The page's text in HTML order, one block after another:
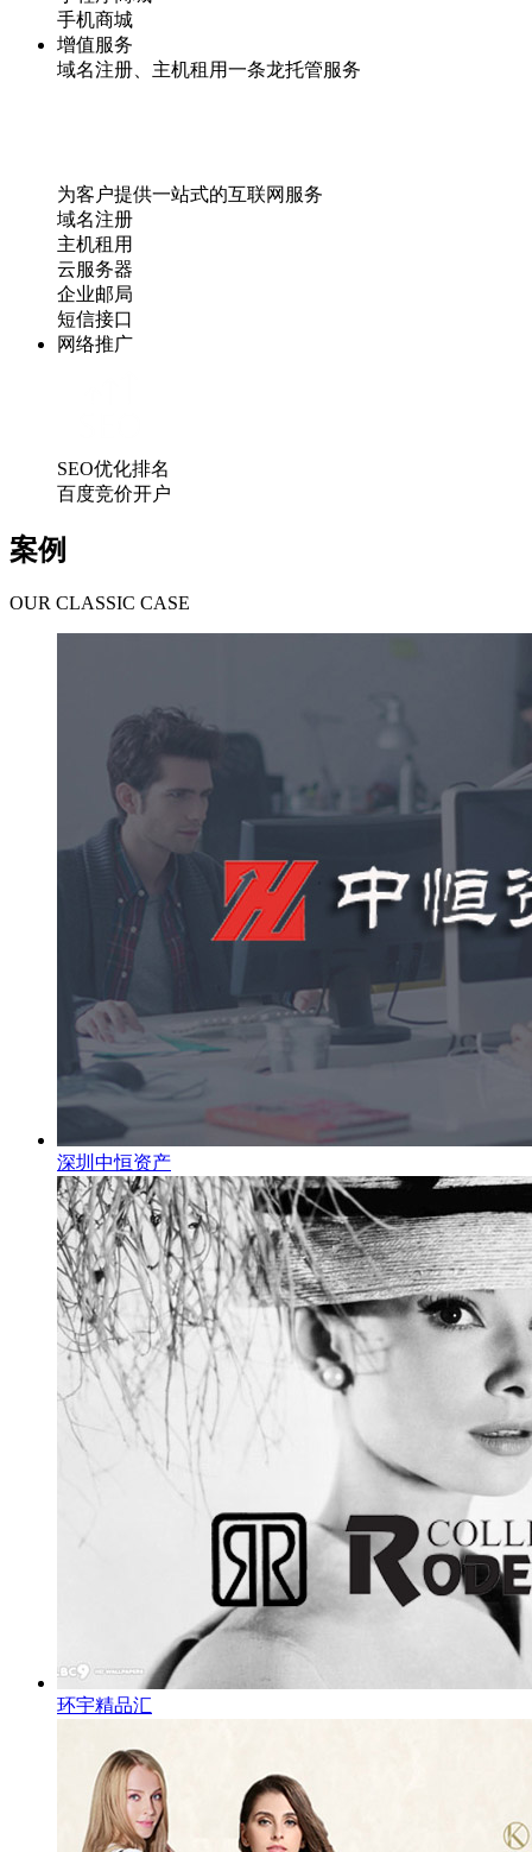
手机商城
增值服务
域名注册、主机租用一条龙托管服务
为客户提供一站式的互联网服务
域名注册
主机租用
云服务器
企业邮局
短信接口
网络推广
SEO优化排名
百度竞价开户
案例
OUR CLASSIC CASE
深圳中恒资产
环宇精品汇